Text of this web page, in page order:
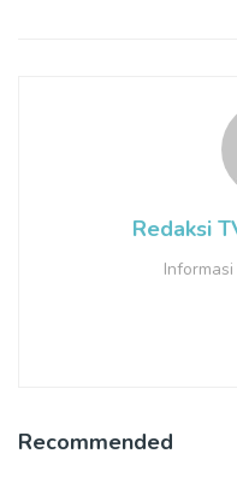
Redaksi
Recommended